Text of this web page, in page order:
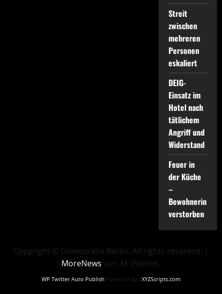
Streit
zwischen
mehreren
Personen
eskaliert
DEIG-
Einsatz im
Hotel nach
tätlichem
Angriff und
Widerstand
Feuer in
der Küche
–
Bewohnerin
verstorben
Copyright © Democratia Berlin. All rights reserved. |
MoreNews von AF themes.
WP Twitter Auto Publish Powered By : XYZScripts.com